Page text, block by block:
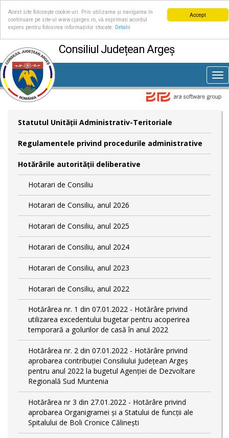
Accept
Acest site folosește cookie-uri. Prin utilizarea și navigarea în
continuare pe site-ul www.cjarges.ro, vă exprimați acordul
expres pentru folosirea informațiilor stocate.
Detalii
Consiliul Județean Argeș
Statutul Unităţii Administrativ-Teritoriale
Regulamentele privind procedurile administrative
Hotărârile autorităţii deliberative
Hotarari de Consiliu
Hotarari de Consiliu, anul 2026
Hotarari de Consiliu, anul 2025
Hotarari de Consiliu, anul 2024
Hotarari de Consiliu, anul 2023
Hotarari de Consiliu, anul 2022
Hotărârea nr. 1 din 07.01.2022 - Hotărâre privind
utilizarea excedentului bugetar pentru acoperirea
temporară a golurilor de casă în anul 2022
Hotărârea nr. 2 din 07.01.2022 - Hotărâre privind
aprobarea contribuției Consiliului Județean Argeș
pentru anul 2022 la bugetul Agenției de Dezvoltare
Regională Sud Muntenia
Hotărârea nr 3 din 27.01.2022 - Hotărâre privind
aprobarea Organigramei și a Statului de funcții ale
Spitalului de Boli Cronice Călinești